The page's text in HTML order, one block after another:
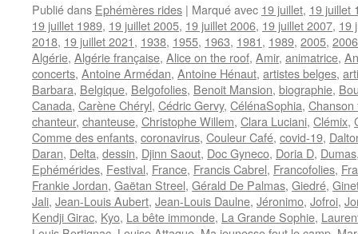
Publié dans Ephémères rides | Marqué avec 19 juillet, 19 juillet
19 juillet 1989, 19 juillet 2005, 19 juillet 2006, 19 juillet 2007, 19
2018, 19 juillet 2021, 1938, 1955, 1963, 1981, 1989, 2005, 2006
Algérie, Algérie française, Alice on the roof, Amir, animatrice,
concerts, Antoine Armédan, Antoine Hénaut, artistes belges,
Barbara, Belgique, Belgofolies, Benoit Mansion, biographie,
Canada, Carène Chéryl, Cédric Gervy, CélénaSophia, Chanson
chanteur, chanteuse, Christophe Willem, Clara Luciani, Clémix,
Comme des enfants, coronavirus, Couleur Café, covid-19,
Daran, Delta, dessin, Djinn Saout, Doc Gyneco, Doria D, Dumas
Ephémérides, Festival, France, Francis Cabrel, Francofolies,
Frankie Jordan, Gaëtan Streel, Gérald De Palmas, Giedré,
Jali, Jean-Louis Aubert, Jean-Louis Daulne, Jéronimo, Jofroi,
Kendji Girac, Kyo, La bête immonde, La Grande Sophie,